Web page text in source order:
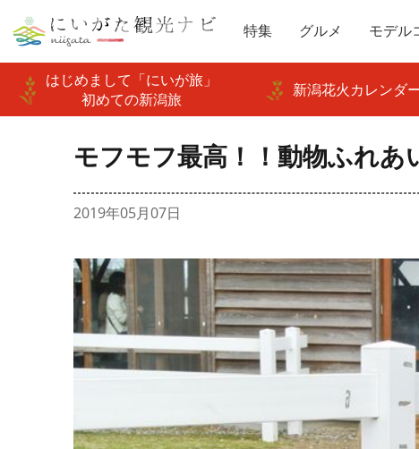
特集 グルメ モデル
はじめまして「にいが旅」
初めての新潟旅
新潟花火カレンダ
モフモフ最高！！動物ふれ
2019年05月07日